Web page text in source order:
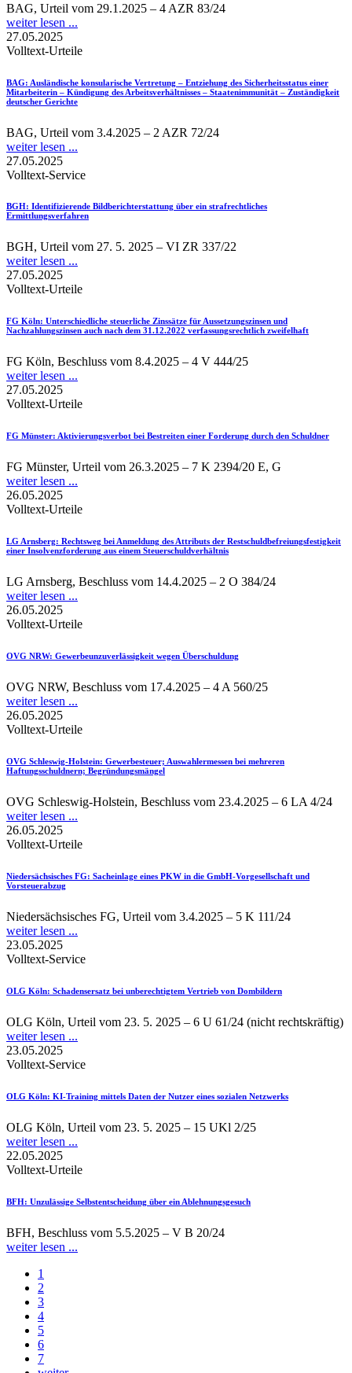
BAG, Urteil vom 29.1.2025 – 4 AZR 83/24
weiter lesen ...
27.05.2025
Volltext-Urteile
BAG: Ausländische konsularische Vertretung – Entziehung des Sicherheitsstatus einer
Mitarbeiterin – Kündigung des Arbeitsverhältnisses – Staatenimmunität – Zuständigkeit
deutscher Gerichte
BAG, Urteil vom 3.4.2025 – 2 AZR 72/24
weiter lesen ...
27.05.2025
Volltext-Service
BGH: Identifizierende Bildberichterstattung über ein strafrechtliches
Ermittlungsverfahren
BGH, Urteil vom 27. 5. 2025 – VI ZR 337/22
weiter lesen ...
27.05.2025
Volltext-Urteile
FG Köln: Unterschiedliche steuerliche Zinssätze für Aussetzungszinsen und
Nachzahlungszinsen auch nach dem 31.12.2022 verfassungsrechtlich zweifelhaft
FG Köln, Beschluss vom 8.4.2025 – 4 V 444/25
weiter lesen ...
27.05.2025
Volltext-Urteile
FG Münster: Aktivierungsverbot bei Bestreiten einer Forderung durch den Schuldner
FG Münster, Urteil vom 26.3.2025 – 7 K 2394/20 E, G
weiter lesen ...
26.05.2025
Volltext-Urteile
LG Arnsberg: Rechtsweg bei Anmeldung des Attributs der Restschuldbefreiungsfestigkeit
einer Insolvenzforderung aus einem Steuerschuldverhältnis
LG Arnsberg, Beschluss vom 14.4.2025 – 2 O 384/24
weiter lesen ...
26.05.2025
Volltext-Urteile
OVG NRW: Gewerbeunzuverlässigkeit wegen Überschuldung
OVG NRW, Beschluss vom 17.4.2025 – 4 A 560/25
weiter lesen ...
26.05.2025
Volltext-Urteile
OVG Schleswig-Holstein: Gewerbesteuer; Auswahlermessen bei mehreren
Haftungsschuldnern; Begründungsmängel
OVG Schleswig-Holstein, Beschluss vom 23.4.2025 – 6 LA 4/24
weiter lesen ...
26.05.2025
Volltext-Urteile
Niedersächsisches FG: Sacheinlage eines PKW in die GmbH-Vorgesellschaft und
Vorsteuerabzug
Niedersächsisches FG, Urteil vom 3.4.2025 – 5 K 111/24
weiter lesen ...
23.05.2025
Volltext-Service
OLG Köln: Schadensersatz bei unberechtigtem Vertrieb von Dombildern
OLG Köln, Urteil vom 23. 5. 2025 – 6 U 61/24 (nicht rechtskräftig)
weiter lesen ...
23.05.2025
Volltext-Service
OLG Köln: KI-Training mittels Daten der Nutzer eines sozialen Netzwerks
OLG Köln, Urteil vom 23. 5. 2025 – 15 UKl 2/25
weiter lesen ...
22.05.2025
Volltext-Urteile
BFH: Unzulässige Selbstentscheidung über ein Ablehnungsgesuch
BFH, Beschluss vom 5.5.2025 – V B 20/24
weiter lesen ...
1
2
3
4
5
6
7